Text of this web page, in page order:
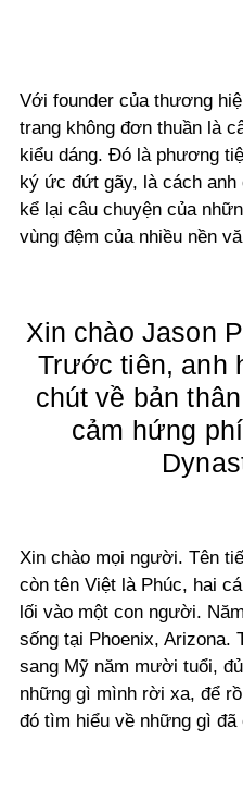
Với founder của thương
trang không đơn thuần là
kiểu dáng. Đó là phương
ký ức đứt gãy, là cách
kể lại câu chuyện của
vùng đệm của nhiều nền
Xin chào Jason
Trước tiên, anh
chút về bản
cảm hứng
Xin chào mọi người. Tên
còn tên Việt là Phúc, hai
lối vào một con người.
sống tại Phoenix, Arizona.
sang Mỹ năm mười tuổi,
những gì mình rời xa, để
đó tìm hiểu về những gì